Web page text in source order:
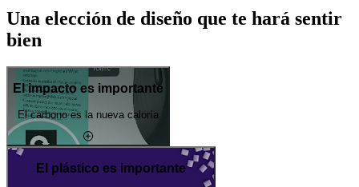
Una elección de diseño que te hará sentir
bien
El impacto es importante
El carbono es la nueva caloría
El plástico es importante